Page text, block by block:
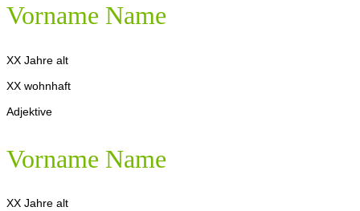
Vorname Name
XX Jahre alt
XX wohnhaft
Adjektive
Vorname Name
XX Jahre alt